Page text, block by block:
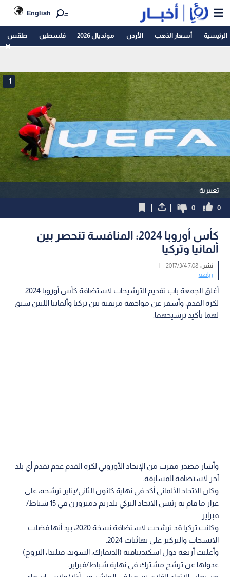
English
الرئيسية أسعار الذهب الأردن مونديال 2026 فلسطين طقس
تعبيرية
1
0
0
كأس أوروبا 2024: المنافسة تنحصر بين
ألمانيا وتركيا
نشر :7:08 2017/3/4
|
رياضة
أغلق الجمعة باب تقديم الترشيحات لاستضافة كأس أوروبا 2024
لكرة القدم، وأسفر عن مواجهة مرتقبة بين تركيا وألمانيا اللتين سبق
لهما تأكيد ترشيحهما.
وأشار مصدر مقرب من الإتحاد الأوروبي لكرة القدم عدم تقدم أي بلد
آخر لاستضافة المسابقة.
وكان الاتحاد الألماني أكد في نهاية كانون الثاني/يناير ترشحه، على
غرار ما قام به رئيس الاتحاد التركي يلدريم دميرورن في 15 شباط/
فبراير.
وكانت تركيا قد ترشحت لاستضافة نسخة 2020، بيد أنها فضلت
الانسحاب والتركيز على نهائيات 2024.
وأعلنت أربعة دول اسكندينافية (الدنمارك، السويد، فنلندا، النروج)
عدولها عن ترشح مشترك في نهاية شباط/فبراير.